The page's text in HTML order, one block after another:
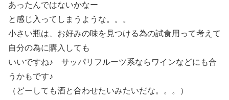
あったんではないかなー
と感じ入ってしまうような。。。
小さい瓶は、お好みの味を見つける為の試食用って考えて
自分の為に購入しても
いいですね♪ サッパリフルーツ系ならワインなどにも合
うかもです♪
（どーしても酒と合わせたいみたいだな。。。）